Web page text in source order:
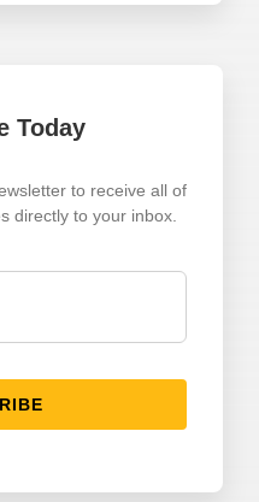
Today
to receive all of
directly to your inbox.